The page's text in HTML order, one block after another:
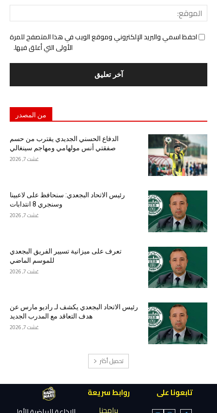
احفظ اسمي والبريد الإلكتروني وموقع الويب في هذا المتصفح للمرة
الأولى التي أعلق فيها.
من المصدر
الدفاع الحسني الجديدي يقترب من حسم
صفقتي أنس مولهامي ومهاجم سينغالي
غشت 7, 2026
رئيس الاتحاد البجعدي: سنحافظ على لاعبينا
وسنجري 8 انتدابات
غشت 7, 2026
تعرف على ميزانية تسيير الفريق البجعدي
للموسم الماضي
غشت 7, 2026
رئيس الاتحاد البجعدي يكشف لـ راديو مارس عن
هدف التعاقد مع المدرب الجديد
غشت 7, 2026
تحميل أكثر
تابعونا على
روابط سريعة